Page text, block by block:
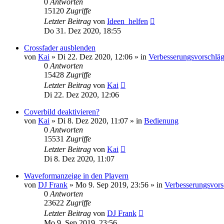
0 Antworten
15120 Zugriffe
Letzter Beitrag von Ideen_helfen
Do 31. Dez 2020, 18:55
Crossfader ausblenden
von Kai » Di 22. Dez 2020, 12:06 » in
0 Antworten
15428 Zugriffe
Letzter Beitrag von Kai
Di 22. Dez 2020, 12:06
Coverbild deaktivieren?
von Kai » Di 8. Dez 2020, 11:07 » in Bedienung
0 Antworten
15531 Zugriffe
Letzter Beitrag von Kai
Di 8. Dez 2020, 11:07
Waveformanzeige in den Playern
von DJ Frank » Mo 9. Sep 2019, 23:56 » in
0 Antworten
23622 Zugriffe
Letzter Beitrag von DJ Frank